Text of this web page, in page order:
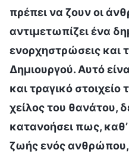
πρέπει να ζουν οι
αντιμετωπίζει ένα
ενορχηστρώσεις και
Δημιουργού. Αυτό
και τραγικό
χείλος του θανάτου,
κατανοήσει πως,
ζωής ενός ανθρώπου,